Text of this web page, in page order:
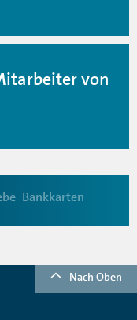
von
Bankkarten
Nach Oben